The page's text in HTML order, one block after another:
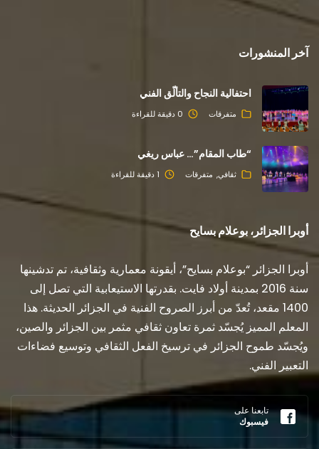
آخر المنشورات
احتفالية النجاح والتألّق الفني
متفرقات 0 دقيقة للقراءة
“طاب المقام”… عباس ريغي
ثقافي متفرقات 1 دقيقة للقراءة
أوبرا الجزائر، بوعلام بسايح
أوبرا الجزائر “بوعلام بسايح”، أيقونة معمارية وثقافية، تم تدشينها
سنة 2016 بمدينة أولاد فايت. بقدرتها الاستيعابية التي تصل إلى
1400 مقعد، تُعدّ من أبرز الصروح الفنية في الجزائر الحديثة. هذا
المعلم المميز يُجسّد ثمرة تعاون ثقافي مثمر بين الجزائر والصين،
ويُجسّد طموح الجزائر في ترسيخ الفعل الثقافي وتوسيع فضاءات
التعبير الفني.
تابعنا على
فيسبوك